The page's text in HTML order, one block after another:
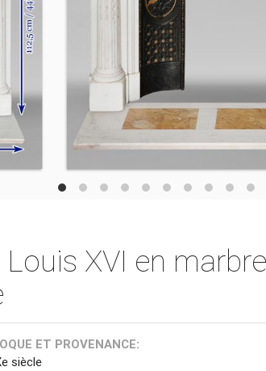
XVI en
ET PROVENANCE:
siècle